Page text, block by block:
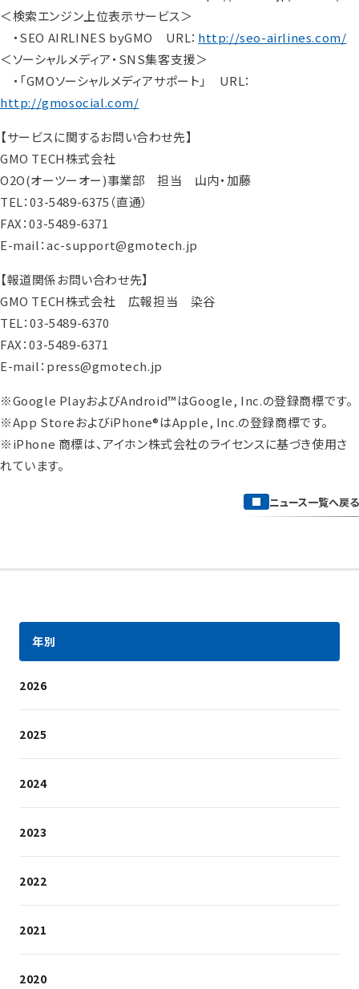
＜検索エンジン上位表示サービス＞
・SEO AIRLINES byGMO URL： http://seo-airlines.com/
＜ソーシャルメディア・SNS集客支援＞
・「GMOソーシャルメディアサポート」 URL：
http://gmosocial.com/
【サービスに関するお問い合わせ先】
GMO TECH株式会社
O2O(オーツーオー)事業部 担当 山内・加藤
TEL：03-5489-6375（直通）
FAX：03-5489-6371
E-mail：ac-support@gmotech.jp
【報道関係お問い合わせ先】
GMO TECH株式会社 広報担当 染谷
TEL：03-5489-6370
FAX：03-5489-6371
E-mail：press@gmotech.jp
※Google PlayおよびAndroid™はGoogle, Inc.の登録商標です。
※App StoreおよびiPhone®はApple, Inc.の登録商標です。
※iPhone 商標は、アイホン株式会社のライセンスに基づき使用さ
れています。
ニュース一覧へ戻る
年別
2026
2025
2024
2023
2022
2021
2020